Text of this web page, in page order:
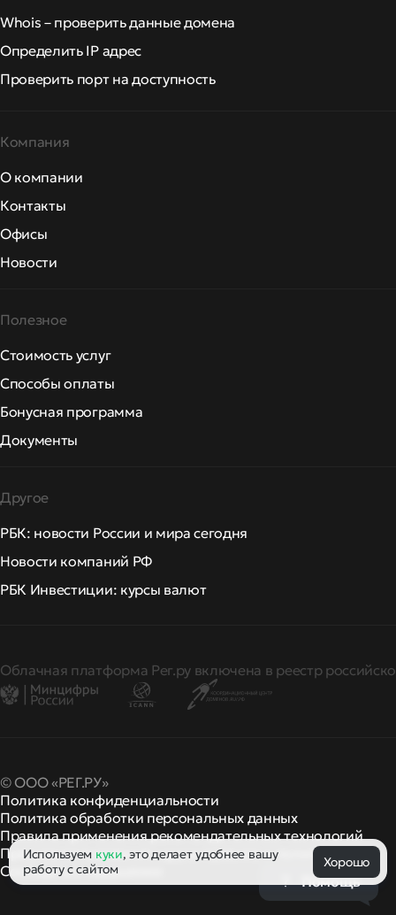
Whois – проверить данные домена
Определить IP адрес
Проверить порт на доступность
Компания
О компании
Контакты
Офисы
Новости
Полезное
Стоимость услуг
Способы оплаты
Бонусная программа
Документы
Другое
РБК: новости России и мира сегодня
Новости компаний РФ
РБК Инвестиции: курсы валют
Облачная платформа Рег.ру включена в реестр
© ООО «РЕГ.РУ»
Политика конфиденциальности
Политика обработки персональных данных
Правила применения рекомендательных технологий
Правила пользования и другиеправила и политики
Сообщить о нарушении
Используем куки, это делает удобнее вашу
работу с сайтом
Хорошо
Помощь